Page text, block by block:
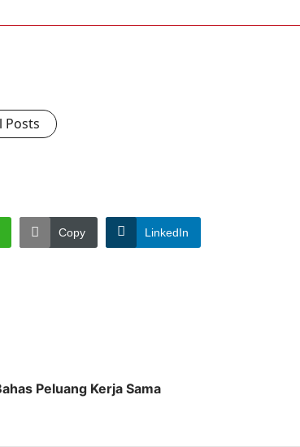
Posts
Copy LinkedIn
Peluang Kerja Sama